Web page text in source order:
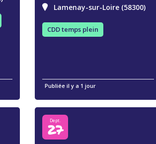
Lamenay-sur-Loire (58300)
CDD temps plein
Publiée il y a 1 jour
Dept.
27